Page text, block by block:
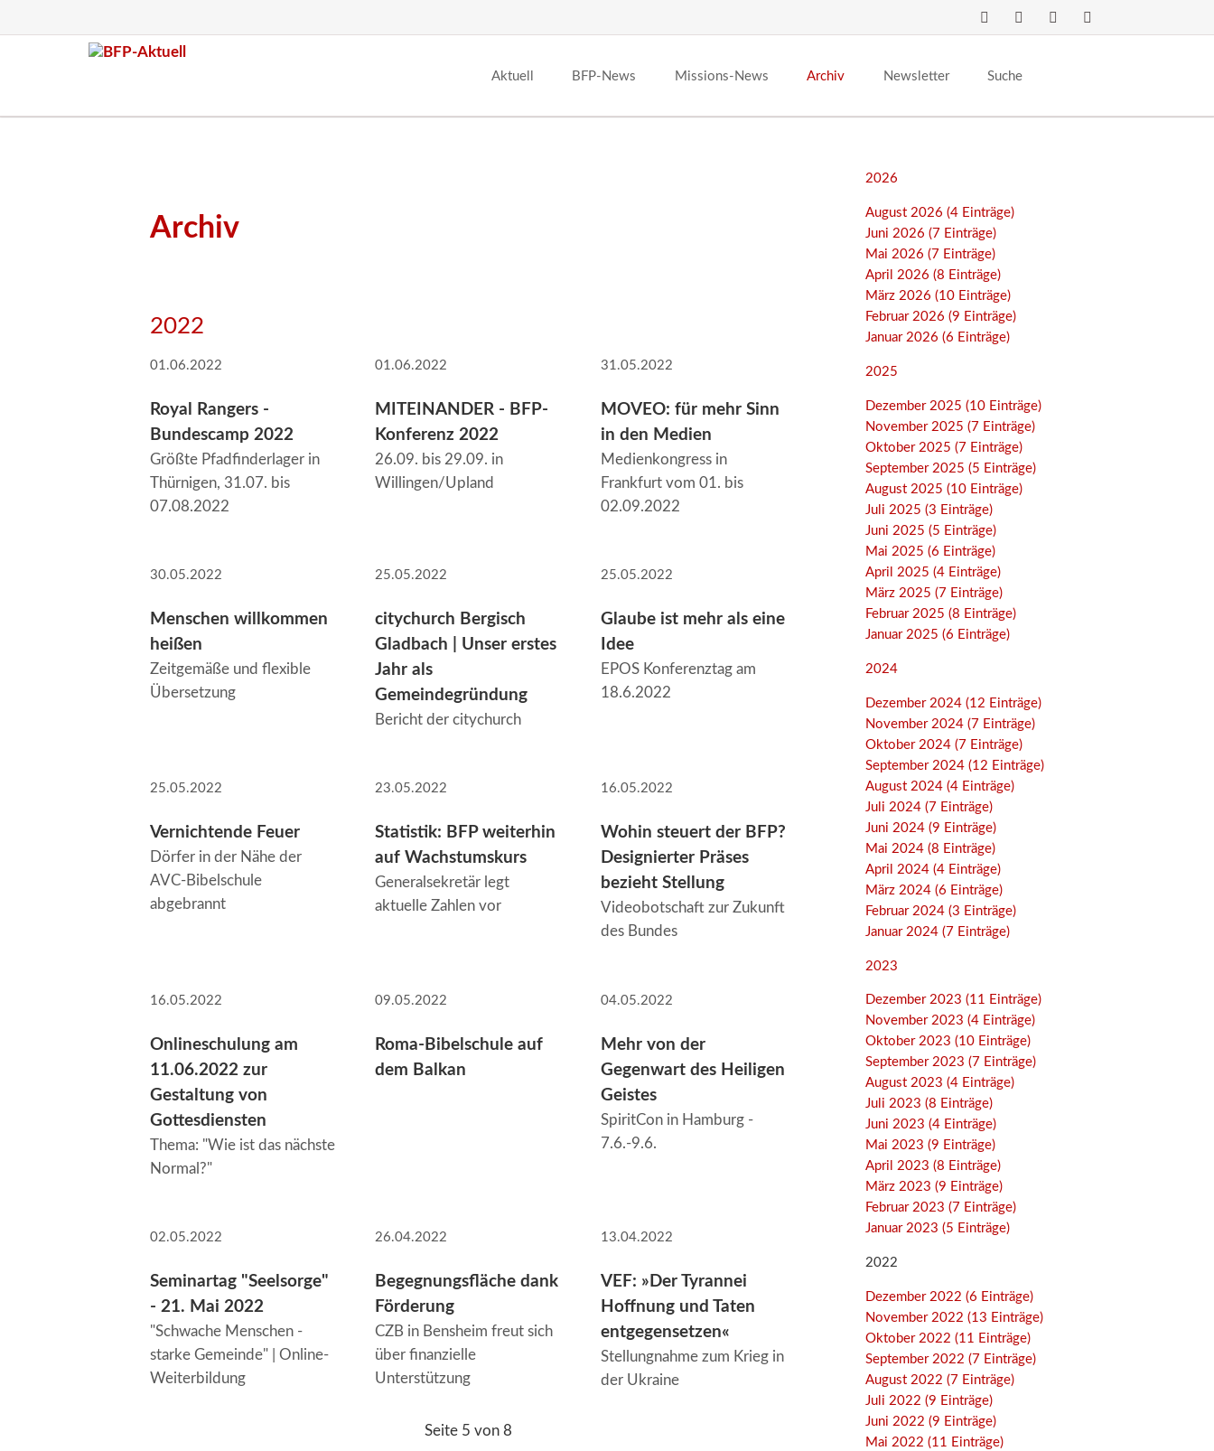
Aktuell BFP-News Missions-News Archiv Newsletter Suche
Archiv
2022
01.06.2022
Royal Rangers -
Bundescamp 2022
Größte Pfadfinderlager in
Thürnigen, 31.07. bis
07.08.2022
01.06.2022
MITEINANDER - BFP-
Konferenz 2022
26.09. bis 29.09. in
Willingen/Upland
31.05.2022
MOVEO: für mehr Sinn
in den Medien
Medienkongress in
Frankfurt vom 01. bis
02.09.2022
30.05.2022
Menschen willkommen
heißen
Zeitgemäße und flexible
Übersetzung
25.05.2022
citychurch Bergisch
Gladbach | Unser erstes
Jahr als
Gemeindegründung
Bericht der citychurch
25.05.2022
Glaube ist mehr als eine
Idee
EPOS Konferenztag am
18.6.2022
25.05.2022
Vernichtende Feuer
Dörfer in der Nähe der
AVC-Bibelschule
abgebrannt
23.05.2022
Statistik: BFP weiterhin
auf Wachstumskurs
Generalsekretär legt
aktuelle Zahlen vor
16.05.2022
Wohin steuert der BFP?
Designierter Präses
bezieht Stellung
Videobotschaft zur Zukunft
des Bundes
16.05.2022
Onlineschulung am
11.06.2022 zur
Gestaltung von
Gottesdiensten
Thema: "Wie ist das nächste
Normal?"
09.05.2022
Roma-Bibelschule auf
dem Balkan
04.05.2022
Mehr von der
Gegenwart des Heiligen
Geistes
SpiritCon in Hamburg -
7.6.-9.6.
02.05.2022
Seminartag "Seelsorge"
- 21. Mai 2022
"Schwache Menschen -
starke Gemeinde" | Online-
Weiterbildung
26.04.2022
Begegnungsfläche dank
Förderung
CZB in Bensheim freut sich
über finanzielle
Unterstützung
13.04.2022
VEF: »Der Tyrannei
Hoffnung und Taten
entgegensetzen«
Stellungnahme zum Krieg in
der Ukraine
Seite 5 von 8
2026
August 2026 (4 Einträge)
Juni 2026 (7 Einträge)
Mai 2026 (7 Einträge)
April 2026 (8 Einträge)
März 2026 (10 Einträge)
Februar 2026 (9 Einträge)
Januar 2026 (6 Einträge)
2025
Dezember 2025 (10 Einträge)
November 2025 (7 Einträge)
Oktober 2025 (7 Einträge)
September 2025 (5 Einträge)
August 2025 (10 Einträge)
Juli 2025 (3 Einträge)
Juni 2025 (5 Einträge)
Mai 2025 (6 Einträge)
April 2025 (4 Einträge)
März 2025 (7 Einträge)
Februar 2025 (8 Einträge)
Januar 2025 (6 Einträge)
2024
Dezember 2024 (12 Einträge)
November 2024 (7 Einträge)
Oktober 2024 (7 Einträge)
September 2024 (12 Einträge)
August 2024 (4 Einträge)
Juli 2024 (7 Einträge)
Juni 2024 (9 Einträge)
Mai 2024 (8 Einträge)
April 2024 (4 Einträge)
März 2024 (6 Einträge)
Februar 2024 (3 Einträge)
Januar 2024 (7 Einträge)
2023
Dezember 2023 (11 Einträge)
November 2023 (4 Einträge)
Oktober 2023 (10 Einträge)
September 2023 (7 Einträge)
August 2023 (4 Einträge)
Juli 2023 (8 Einträge)
Juni 2023 (4 Einträge)
Mai 2023 (9 Einträge)
April 2023 (8 Einträge)
März 2023 (9 Einträge)
Februar 2023 (7 Einträge)
Januar 2023 (5 Einträge)
2022
Dezember 2022 (6 Einträge)
November 2022 (13 Einträge)
Oktober 2022 (11 Einträge)
September 2022 (7 Einträge)
August 2022 (7 Einträge)
Juli 2022 (9 Einträge)
Juni 2022 (9 Einträge)
Mai 2022 (11 Einträge)